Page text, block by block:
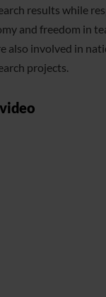
results while
and freedom in
also involved in
projects.